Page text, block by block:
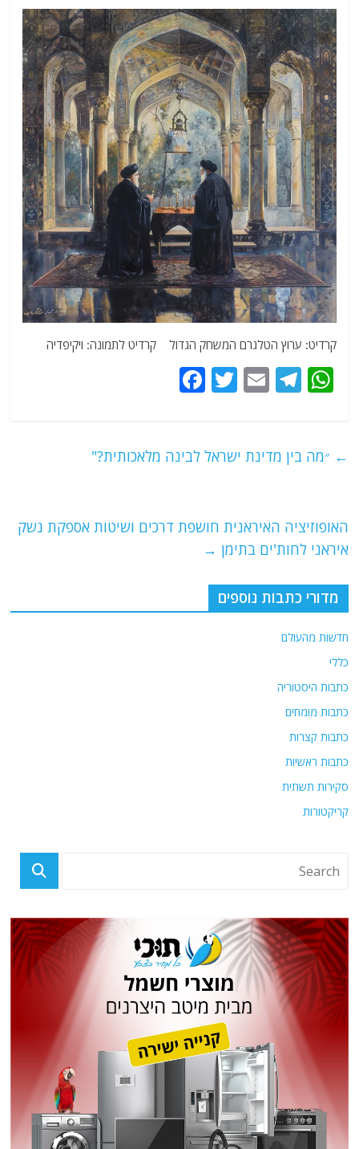
קרדיט: ערוץ הטלגרם המשחק הגדול קרדיט לתמונה: ויקיפדיה
W
s
p
T
g
E
l
T
er
e
o
← ״מה בין מדינת ישראל לבינה מלאכותית?"
האופוזיציה האיראנית חושפת דרכים ושיטות אספקת נשק
איראני לחות'ים בתימן →
מדורי כתבות נוספים
חדשות מהעולם
כללי
כתבות היסטוריה
כתבות מומחים
כתבות קצרות
כתבות ראשיות
סקירות תשתית
קריקטורות